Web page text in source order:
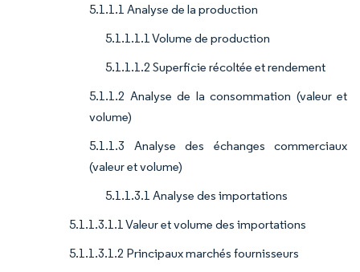
5.1.1.1 Analyse de la production
5.1.1.1.1 Volume de production
5.1.1.1.2 Superficie récoltée et rendement
5.1.1.2 Analyse de la consommation (valeur et
volume)
5.1.1.3 Analyse des échanges commerciaux
(valeur et volume)
5.1.1.3.1 Analyse des importations
5.1.1.3.1.1 Valeur et volume des importations
5.1.1.3.1.2 Principaux marchés fournisseurs